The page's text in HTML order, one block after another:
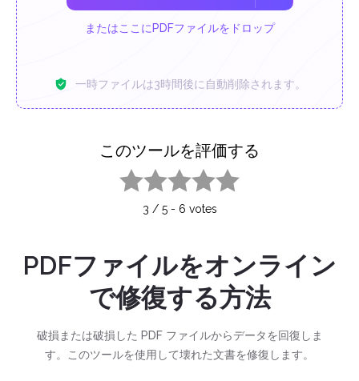
またはここにPDFファイルをドロップ
一時ファイルは3時間後に自動削除されます。
このツールを評価する
3 / 5- 6 votes
PDFファイルをオンライン
で修復する方法
破損または破損した PDF ファイルからデータを回復しま
す。このツールを使用して壊れた文書を修復します。